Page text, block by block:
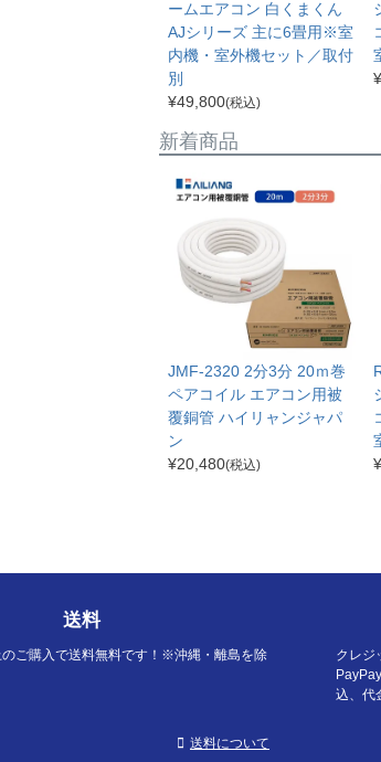
ームエアコン 白くまくん
AJシリーズ 主に6畳用※室
内機・室外機セット／取付
別
¥49,800(税込)
¥
新着商品
JMF-2320 2分3分 20ｍ巻
ペアコイル エアコン用被
覆銅管 ハイリャンジャパ
ン
¥20,480(税込)
¥
送料
ご購入で送料無料です！※沖縄・離島を除
送料について
クレジ
込、代